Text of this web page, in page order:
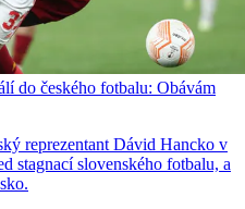
do českého fotbalu: Obávám
reprezentant Dávid Hancko v
stagnací slovenského fotbalu, a